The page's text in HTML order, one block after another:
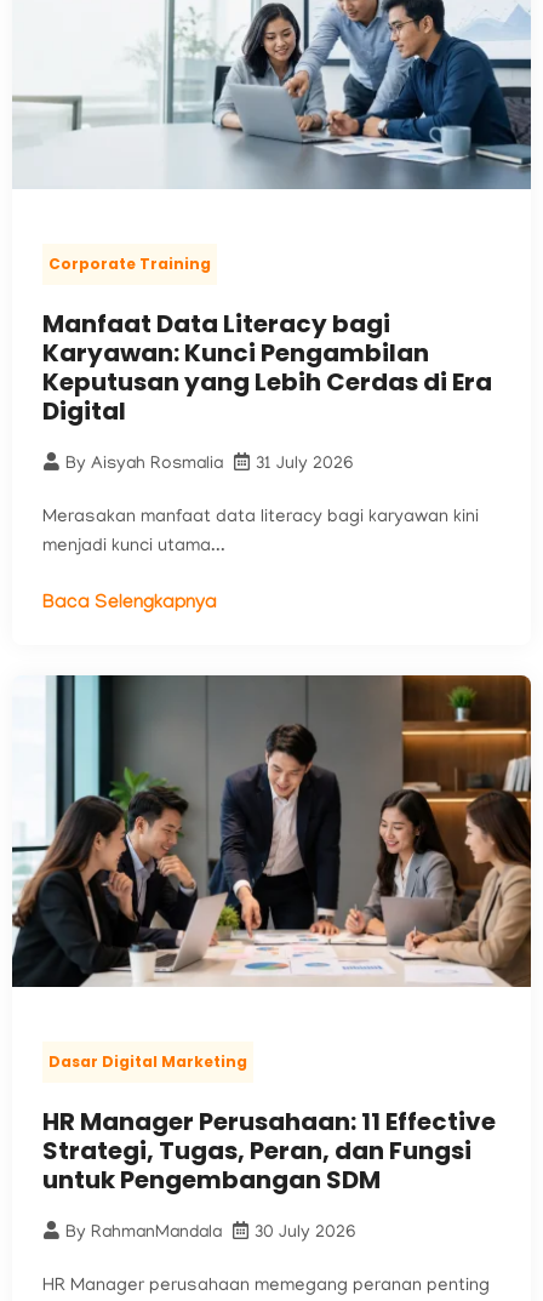
Corporate Training
Manfaat Data Literacy bagi
Karyawan: Kunci Pengambilan
Keputusan yang Lebih Cerdas di Era
Digital
By Aisyah Rosmalia 31 July 2026
Merasakan manfaat data literacy bagi karyawan kini
menjadi kunci utama...
Baca Selengkapnya
Dasar Digital Marketing
HR Manager Perusahaan: 11 Effective
Strategi, Tugas, Peran, dan Fungsi
untuk Pengembangan SDM
By RahmanMandala 30 July 2026
HR Manager perusahaan memegang peranan penting